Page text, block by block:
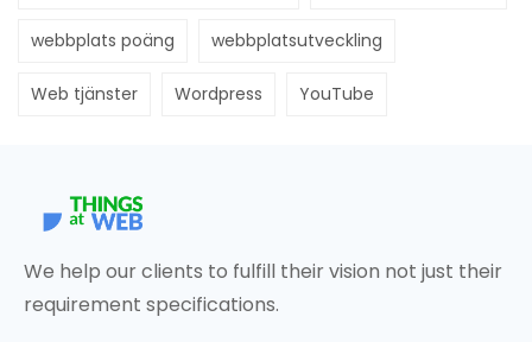
webbplats poäng webbplatsutveckling
Web tjänster Wordpress YouTube
We help our clients to fulfill their vision not just their
requirement specifications.